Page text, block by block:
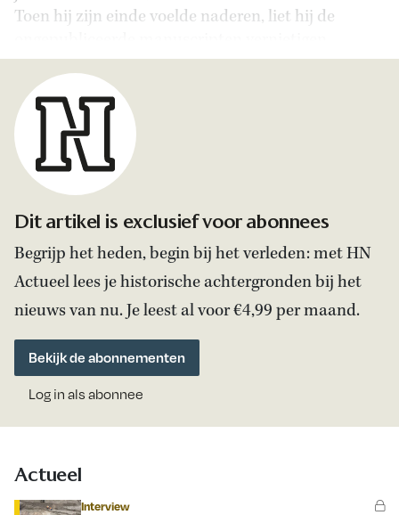
Toen hij zijn einde voelde naderen, liet hij de
Dit artikel is exclusief voor abonnees
Begrijp het heden, begin bij het verleden: met HN
Actueel lees je historische achtergronden bij het
nieuws van nu. Je leest al voor €4,99 per maand.
Bekijk de abonnementen
Log in als abonnee
Actueel
Interview